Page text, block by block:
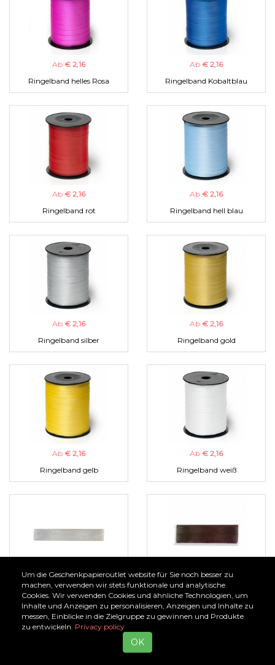
Ab € 2,16
Ringelband helles Rosa
Ab € 2,16
Ringelband Kobaltblau
Ab € 2,16
Ringelband rot
Ab € 2,16
Ringelband hell blau
Ab € 2,16
Ringelband silber
Ab € 2,16
Ringelband gold
Ab € 2,16
Ringelband gelb
Ab € 2,16
Ringelband weiß
Ab€ 1,00
Organzaband silber
Ab€ 1,00
Organzaband braun
Um die Geschenkpapieroutlet website für Sie noch besser zu
machen, verwenden wir stets funktionale und analytische
Cookies. Wir verwenden Cookies und ähnliche Technologien, um
Inhalte und Anzeigen zu personalisieren, Anzeigen und Inhalte zu
messen, Einblicke in die Zielgruppe zu gewinnen und Produkte
zu entwickeln. Privacy policy
OK